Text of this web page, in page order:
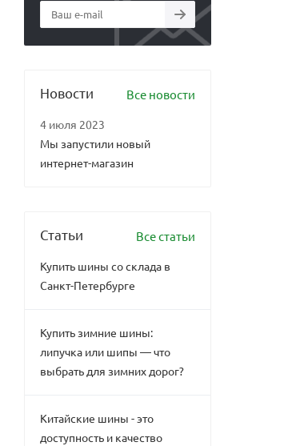
Новости Все новости
4 июля 2023
Мы запустили новый
интернет-магазин
Статьи Все статьи
Купить шины со склада в
Санкт-Петербурге
Купить зимние шины:
липучка или шипы — что
выбрать для зимних дорог?
Китайские шины - это
доступность и качество